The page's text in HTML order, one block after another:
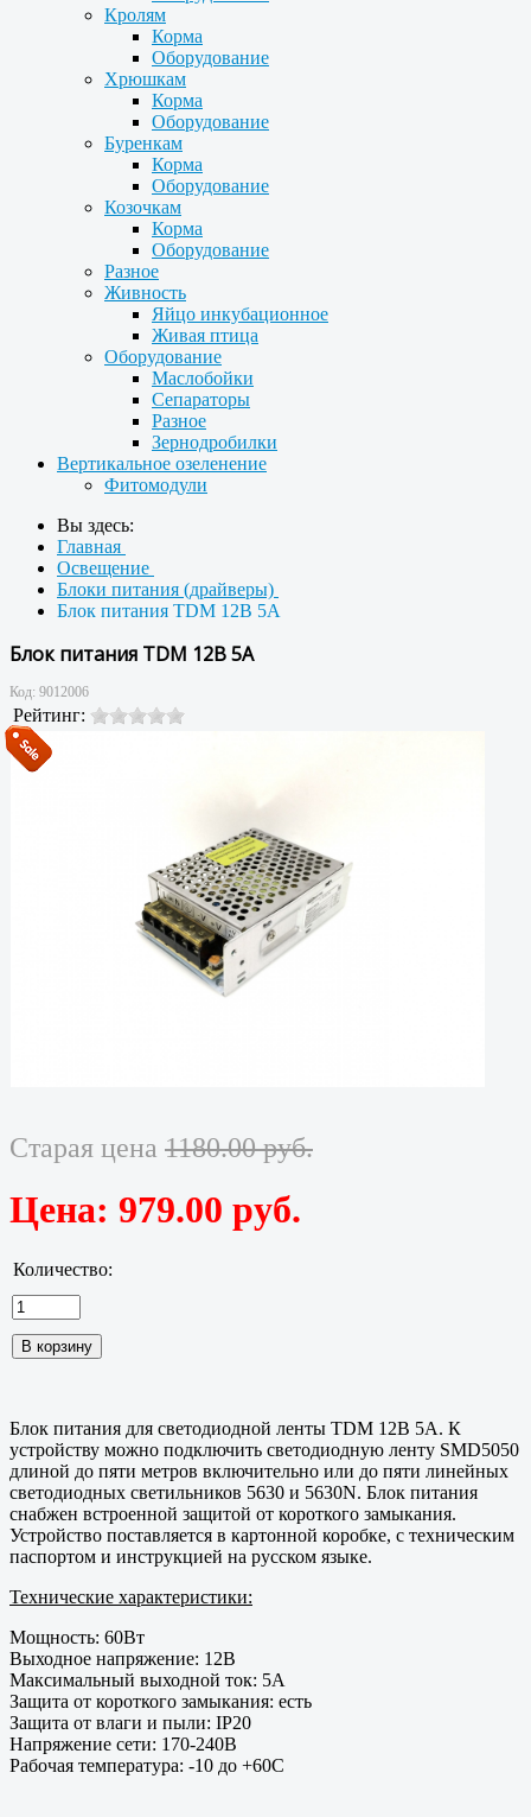
Кролям
Корма
Оборудование
Хрюшкам
Корма
Оборудование
Буренкам
Корма
Оборудование
Козочкам
Корма
Оборудование
Разное
Живность
Яйцо инкубационное
Живая птица
Оборудование
Маслобойки
Сепараторы
Разное
Зернодробилки
Вертикальное озеленение
Фитомодули
Вы здесь:
Главная
Освещение
Блоки питания (драйверы)
Блок питания TDM 12В 5А
Блок питания TDM 12В 5А
Код: 9012006
Рейтинг:
Старая цена 1180.00 руб.
Цена: 979.00 руб.
Количество:
Блок питания для светодиодной ленты TDM 12В 5А. К
устройству можно подключить светодиодную ленту SMD5050
длиной до пяти метров включительно или до пяти линейных
светодиодных светильников 5630 и 5630N. Блок питания
снабжен встроенной защитой от короткого замыкания.
Устройство поставляется в картонной коробке, с техническим
паспортом и инструкцией на русском языке.
Технические характеристики:
Мощность: 60Вт
Выходное напряжение: 12В
Максимальный выходной ток: 5А
Защита от короткого замыкания: есть
Защита от влаги и пыли: IP20
Напряжение сети: 170-240В
Рабочая температура: -10 до +60С